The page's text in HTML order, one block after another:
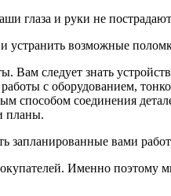
глаза и руки не
устранить возможные
Вам следует знать
с оборудованием,
способом соединения
планы.
запланированные вами
Именно поэтому